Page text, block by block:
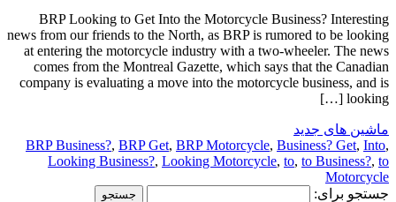
BRP Looking to Get Into the Motorcycle Business? Interesting
news from our friends to the North, as BRP is rumored to be looking
at entering the motorcycle industry with a two-wheeler. The news
comes from the Montreal Gazette, which says that the Canadian
company is evaluating a move into the motorcycle business, and is
looking […]
ماشین های جدید
BRP Business?, BRP Get, BRP Motorcycle, Business? Get, Into,
Looking Business?, Looking Motorcycle, to, to Business?, to
Motorcycle
جستجو برای: